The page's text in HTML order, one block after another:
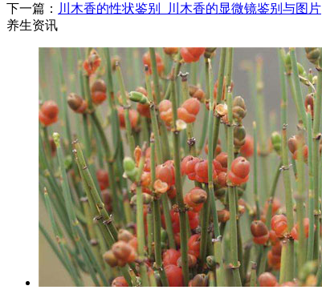
下一篇： 川木香的性状鉴别_川木香的显微镜鉴别与图片
养生资讯